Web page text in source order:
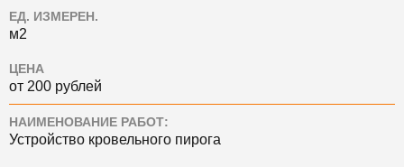
ЕД. ИЗМЕРЕН.
м2
ЦЕНА
от 200 рублей
НАИМЕНОВАНИЕ РАБОТ:
Устройство кровельного пирога